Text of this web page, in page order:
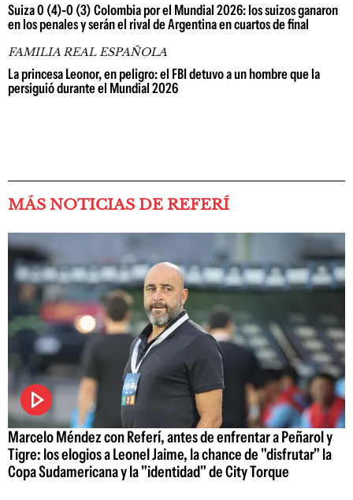
Suiza 0 (4)-0 (3) Colombia por el Mundial 2026: los suizos ganaron
en los penales y serán el rival de Argentina en cuartos de final
FAMILIA REAL ESPAÑOLA
La princesa Leonor, en peligro: el FBI detuvo a un hombre que la
persiguió durante el Mundial 2026
MÁS NOTICIAS DE REFERÍ
Marcelo Méndez con Referí, antes de enfrentar a Peñarol y
Tigre: los elogios a Leonel Jaime, la chance de "disfrutar" la
Copa Sudamericana y la "identidad" de City Torque